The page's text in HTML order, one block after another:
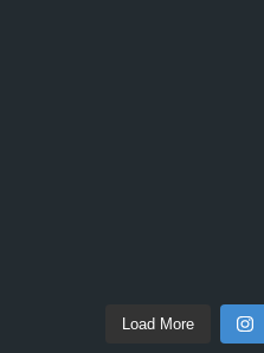
Load More